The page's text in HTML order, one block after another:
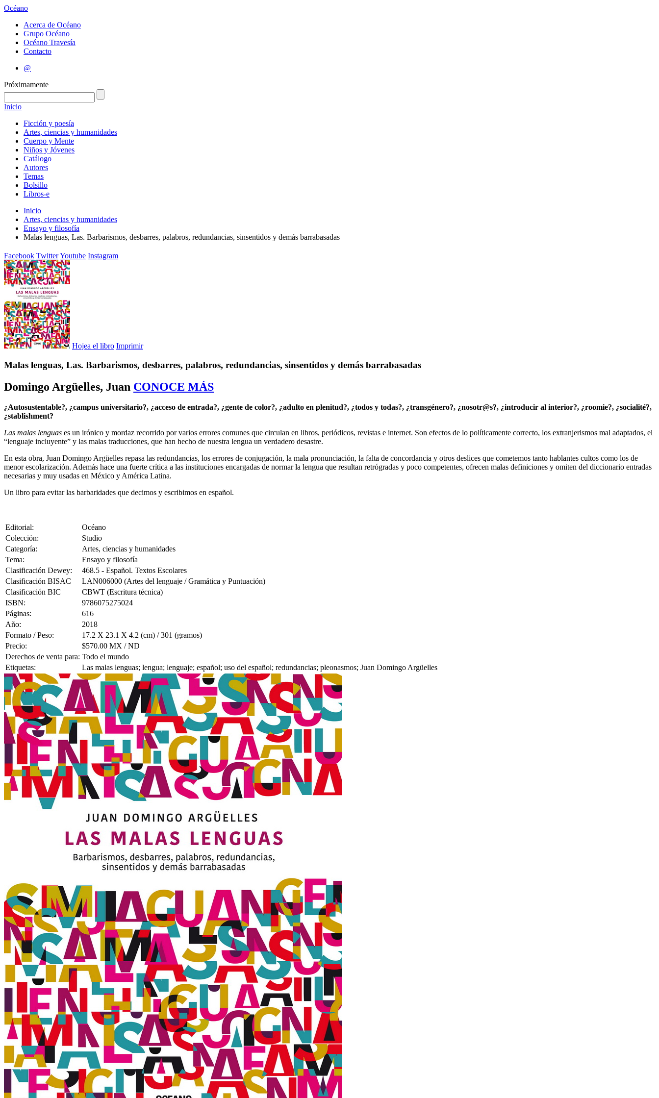
Océano
Acerca de Océano
Grupo Océano
Océano Travesía
Contacto
@
Próximamente
Inicio
Ficción y poesía
Artes, ciencias y humanidades
Cuerpo y Mente
Niños y Jóvenes
Catálogo
Autores
Temas
Bolsillo
Libros-e
Inicio
Artes, ciencias y humanidades
Ensayo y filosofía
Malas lenguas, Las. Barbarismos, desbarres, palabros, redundancias, sinsentidos y demás barrabasadas
Facebook TwitterYoutube Instagram
Hojea el libro Imprimir
Malas lenguas, Las. Barbarismos, desbarres, palabros, redundancias, sinsentidos y demás barrabasadas
Domingo Argüelles, Juan CONOCE MÁS
¿Autosustentable?, ¿campus universitario?, ¿acceso de entrada?, ¿gente de color?, ¿adulto en plenitud?, ¿todos y todas?, ¿transgénero?, ¿nosotr@s?, ¿introducir al interior?, ¿roomie?, ¿socialité?,
¿stablishment?
Las malas lenguas es un irónico y mordaz recorrido por varios errores comunes que circulan en libros, periódicos, revistas e internet. Son efectos de lo políticamente correcto, los extranjerismos mal adaptados, el
“lenguaje incluyente” y las malas traducciones, que han hecho de nuestra lengua un verdadero desastre.
En esta obra, Juan Domingo Argüelles repasa las redundancias, los errores de conjugación, la mala pronunciación, la falta de concordancia y otros deslices que cometemos tanto hablantes cultos como los de
menor escolarización. Además hace una fuerte crítica a las instituciones encargadas de normar la lengua que resultan retrógradas y poco competentes, ofrecen malas definiciones y omiten del diccionario entradas
necesarias y muy usadas en México y América Latina.
Un libro para evitar las barbaridades que decimos y escribimos en español.
Editorial:
Océano
Colección:
Studio
Categoría:
Artes, ciencias y humanidades
Tema:
Ensayo y filosofía
Clasificación Dewey:
468.5 - Español. Textos Escolares
Clasificación BISAC
LAN006000 (Artes del lenguaje / Gramática y Puntuación)
Clasificación BIC
CBWT (Escritura técnica)
ISBN:
9786075275024
Páginas:
616
Año:
2018
Formato / Peso:
17.2 X 23.1 X 4.2 (cm) / 301 (gramos)
Precio:
$570.00 MX / ND
Derechos de venta para: Todo el mundo
Etiquetas:
Las malas lenguas; lengua; lenguaje; español; uso del español; redundancias; pleonasmos; Juan Domingo Argüelles